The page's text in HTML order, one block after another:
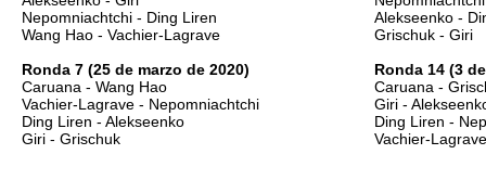
Nepomniachtchi - Ding Liren
Wang Hao - Vachier-Lagrave
Ronda 7 (25 de marzo de 2020)
Caruana - Wang Hao
Vachier-Lagrave - Nepomniachtchi
Ding Liren - Alekseenko
Giri - Grischuk
Alekseenko -
Grischuk - Giri
Ronda 14 (3
Caruana -
Giri -
Ding Liren -
Vachier-Lagrave